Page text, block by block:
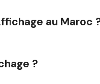
au Maroc
?